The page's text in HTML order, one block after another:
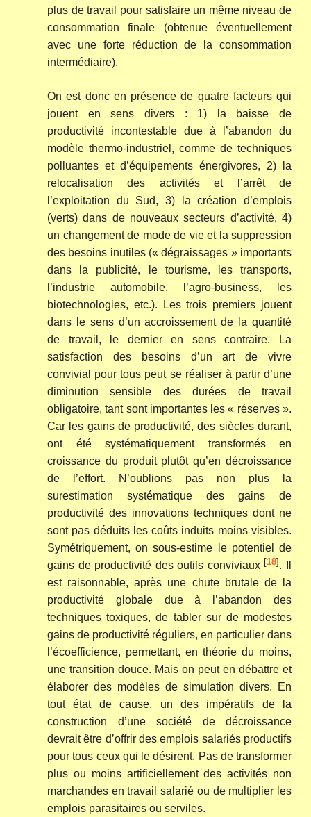
plus de travail pour satisfaire un même niveau de
consommation finale (obtenue éventuellement
avec une forte réduction de la consommation
intermédiaire).
On est donc en présence de quatre facteurs qui
jouent en sens divers : 1) la baisse de
productivité incontestable due à l’abandon du
modèle thermo-industriel, comme de techniques
polluantes et d’équipements énergivores, 2) la
relocalisation des activités et l’arrêt de
l’exploitation du Sud, 3) la création d’emplois
(verts) dans de nouveaux secteurs d’activité, 4)
un changement de mode de vie et la suppression
des besoins inutiles (« dégraissages » importants
dans la publicité, le tourisme, les transports,
l’industrie automobile, l’agro-business, les
biotechnologies, etc.). Les trois premiers jouent
dans le sens d’un accroissement de la quantité
de travail, le dernier en sens contraire. La
satisfaction des besoins d’un art de vivre
convivial pour tous peut se réaliser à partir d’une
diminution sensible des durées de travail
obligatoire, tant sont importantes les « réserves ».
Car les gains de productivité, des siècles durant,
ont été systématiquement transformés en
croissance du produit plutôt qu’en décroissance
de l’effort. N’oublions pas non plus la
surestimation systématique des gains de
productivité des innovations techniques dont ne
sont pas déduits les coûts induits moins visibles.
Symétriquement, on sous-estime le potentiel de
gains de productivité des outils conviviaux[18]. Il
est raisonnable, après une chute brutale de la
productivité globale due à l’abandon des
techniques toxiques, de tabler sur de modestes
gains de productivité réguliers, en particulier dans
l’écoefficience, permettant, en théorie du moins,
une transition douce. Mais on peut en débattre et
élaborer des modèles de simulation divers. En
tout état de cause, un des impératifs de la
construction d’une société de décroissance
devrait être d’offrir des emplois salariés productifs
pour tous ceux qui le désirent. Pas de transformer
plus ou moins artificiellement des activités non
marchandes en travail salarié ou de multiplier les
emplois parasitaires ou serviles.